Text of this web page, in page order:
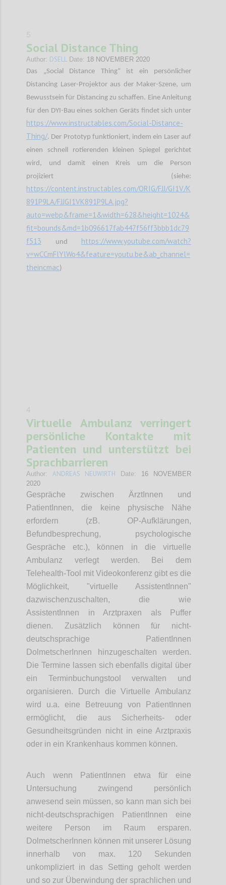
Social Distance Thing
Author: DSELL Date: 18 NOVEMBER 2020
Das „Social Distance Thing“ ist ein persönlicher
Distancing Laser-Projektor aus der Maker-Szene, um
Bewusstsein für Distancing zu schaffen. Eine Anleitung
für den DYI-Bau eines solchen Geräts findet sich unter
https://www.instructables.com/Social-Distance-
Thing/. Der Prototyp funktioniert, indem ein Laser auf
einen schnell rotierenden kleinen Spiegel gerichtet
wird, und damit einen Kreis um die Person
projiziert (siehe:
https://content.instructables.com/ORIG/FJJ/GI1V/K
891P9LA/FJJGI1VK891P9LA.jpg?
auto=webp&frame=1&width=628&height=1024&
fit=bounds&md=1b096617fab447f56ff3bbb1dc79
f513 und https://www.youtube.com/watch?
v=wCCmFlYlWo4&feature=youtu.be&ab_channel=
theincmac)
Virtuelle Ambulanz verringert
persönliche Kontakte mit
Patienten und unterstützt bei
Sprachbarrieren
Author: ANDREAS NEUWIRTH Date: 16 NOVEMBER
2020
Gespräche zwischen ÄrztInnen und
PatientInnen, die keine physische Nähe
erfordern (zB. OP-Aufklärungen,
Befundbesprechung, psychologische
Gespräche etc.), können in die virtuelle
Ambulanz verlegt werden. Bei dem
Telehealth-Tool mit Videokonferenz gibt es die
Möglichkeit, "virtuelle AssistentInnen"
dazwischenzuschalten, die wie
AssistentInnen in Arztpraxen als Puffer
dienen. Zusätzlich können für nicht-
deutschsprachige PatientInnen
DolmetscherInnen hinzugeschalten werden.
Die Termine lassen sich ebenfalls digital über
ein Terminbuchungstool verwalten und
organisieren. Durch die Virtuelle Ambulanz
wird u.a. eine Betreuung von PatientInnen
ermöglicht, die aus Sicherheits- oder
Gesundheitsgründen nicht in eine Arztpraxis
oder in ein Krankenhaus kommen können.
Auch wenn PatientInnen etwa für eine
Untersuchung zwingend persönlich
anwesend sein müssen, so kann man sich bei
nicht-deutschsprachigen PatientInnen eine
weitere Person im Raum ersparen.
DolmetscherInnen können mit unserer Lösung
innerhalb von max. 120 Sekunden
unkompliziert in das Setting geholt werden
und so zur Überwindung der sprachlichen und